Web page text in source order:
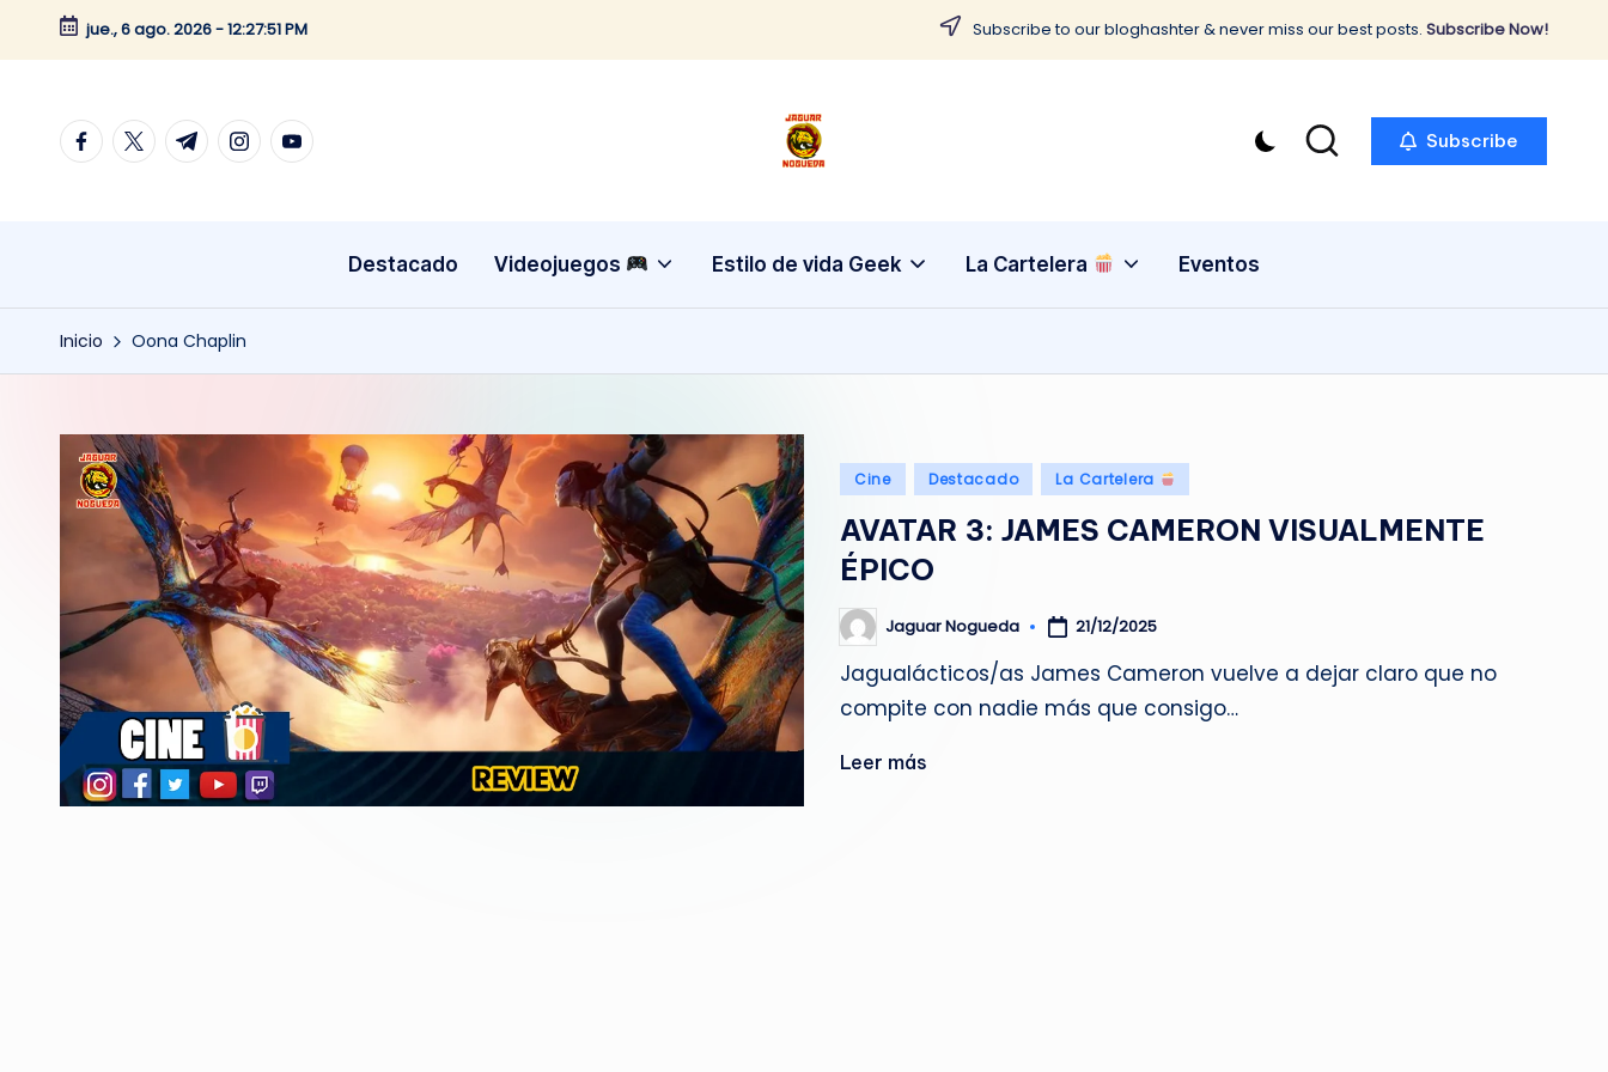
Saltar
contenido
jue., 6 ago. 2026-12:27:51 PM Subscribe to our bloghashter & never miss our best posts. Subscribe Now!
facebook.com
twitter.com
t.me instagram.com
youtube.com
J
g
u
a
N
o
g
u
e
d
CONTENIDO
Subscribe
Destacado Videojuegos Estilo de vida Geek La Cartelera Eventos
Inicio Oona Chaplin
Publicado
Cine Destacado La Cartelera
AVATAR 3: JAMES CAMERON VISUALMENTE
ÉPICO
Publicado
por
Jaguar Nogueda 21/12/2025
Jagualácticos/as James Cameron vuelve a dejar claro que no
compite con nadie más que consigo…
Leer más